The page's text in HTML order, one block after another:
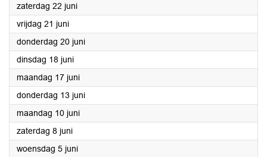
zaterdag 22 juni2024
vrijdag 21 juni2024
donderdag 20 juni2024
dinsdag 18 juni2024
maandag 17 juni2024
donderdag 13 juni2024
maandag 10 juni2024
zaterdag 8 juni2024
woensdag 5 juni2024